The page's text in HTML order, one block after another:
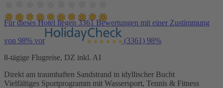
Für dieses Hotel liegen 3361 Bewertungen mit einer Zustimmung
von 98% vor (3361) 98%
8-tägige Flugreise, DZ inkl. AI
Direkt am traumhaften Sandstrand in idyllischer Bucht
Vielfältiges Sportprogramm mit Wassersport, Tennis & Fitness